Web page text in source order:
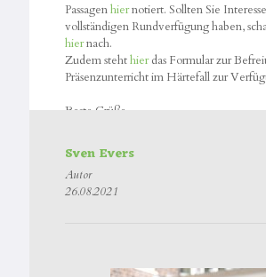
Passagenhiernotiert. Sollten Sie
vollständigen Rundverfügung haben,
hiernach.
Zudem stehthierdas Formular zur
Präsenzunterricht im Härtefall zur
Beste Grüße
Sven Evers
Autor
26.08.2021